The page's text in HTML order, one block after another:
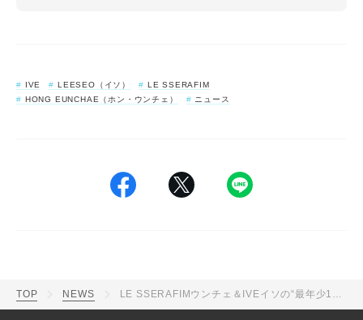
IVE LEESEO（イソ）
LE SSERAFIM
HONG EUNCHAE（ホン・ウンチェ）
ニュース
TOP NEWS LE SSERAFIMウンチェ＆IVEイソの“最年少18歳”コラボが話題！「ずっと待ってた」「マンネコンビ激アツ」「大人っぽく美しくなったね」の声